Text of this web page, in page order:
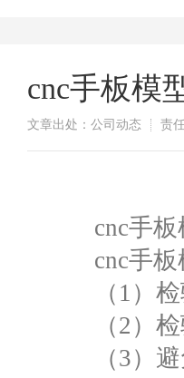
cnc手板模
文章出处：公司动态 责
cnc手板模
cnc手板
（1）检
（2）检
（3）避